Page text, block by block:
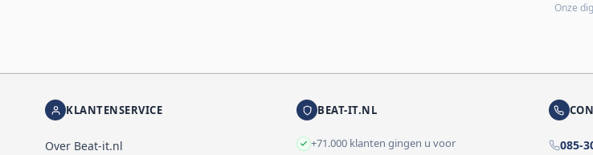
Onze
KLANTENSERVICE
Over Beat-it.nl
BEAT-IT.NL
+71.000 klanten gingen u voor
085-